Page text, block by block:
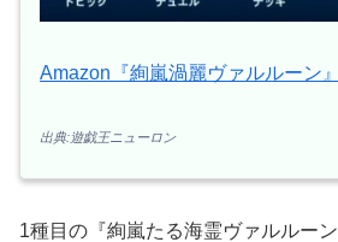
Amazon『絢嵐渦麗ヴァルルーン』
出典:遊戯王ニューロン
1種目の『絢嵐たる海霊ヴァルルー